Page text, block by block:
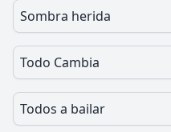
Sombra herida
Todo Cambia
Todos a bailar